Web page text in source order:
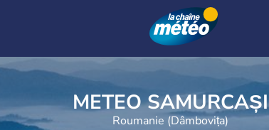
METEO SAMURCAȘI
Roumanie (Dâmbovița)